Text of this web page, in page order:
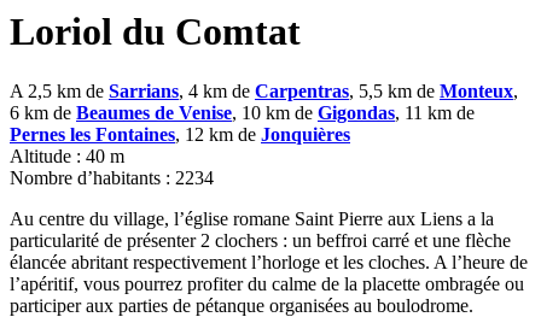
Loriol du Comtat
A 2,5 km de Sarrians, 4 km de Carpentras, 5,5 km de Monteux,
6 km de Beaumes de Venise, 10 km de Gigondas, 11 km de
Pernes les Fontaines, 12 km de Jonquières
Altitude : 40 m
Nombre d’habitants : 2234
Au centre du village, l’église romane Saint Pierre aux Liens a la
particularité de présenter 2 clochers : un beffroi carré et une flèche
élancée abritant respectivement l’horloge et les cloches. A l’heure de
l’apéritif, vous pourrez profiter du calme de la placette ombragée ou
participer aux parties de pétanque organisées au boulodrome.